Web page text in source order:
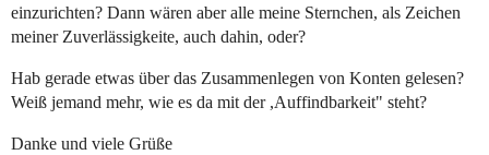
einzurichten? Dann wären aber alle meine Sternchen, als Zeichen
meiner Zuverlässigkeite, auch dahin, oder?
Hab gerade etwas über das Zusammenlegen von Konten gelesen?
Weiß jemand mehr, wie es da mit der ,Auffindbarkeit" steht?
Danke und viele Grüße